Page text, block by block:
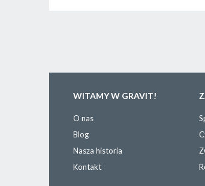
WITAMY W GRAVIT!
O nas
Blog
Nasza historia
Kontakt